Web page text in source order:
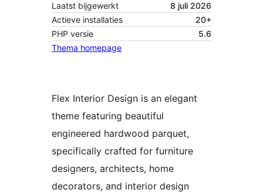
Laatst bijgewerkt
8 juli 2026
Actieve installaties
20+
PHP versie
5.6
Thema homepage
Flex Interior Design is an elegant
theme featuring beautiful
engineered hardwood parquet,
specifically crafted for furniture
designers, architects, home
decorators, and interior design